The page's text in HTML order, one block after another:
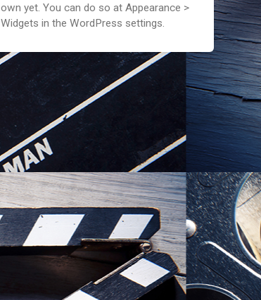
own yet. You can do so at Appearance >
Widgets in the WordPress settings.